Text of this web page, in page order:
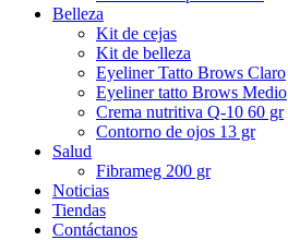
Belleza
Kit de cejas
Kit de belleza
Eyeliner Tatto Brows Claro
Eyeliner tatto Brows Medio
Crema nutritiva Q-10 60 gr
Contorno de ojos 13 gr
Salud
Fibrameg 200 gr
Noticias
Tiendas
Contáctanos